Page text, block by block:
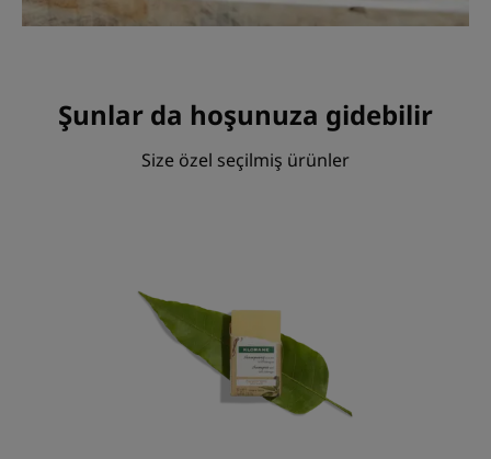
Şunlar da hoşunuza gidebilir
Size özel seçilmiş ürünler
Besleyici
Katı
Şampuan